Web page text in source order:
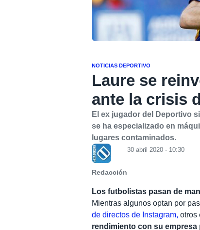
NOTICIAS DEPORTIVO
Laure se
ante la crisis
El ex jugador del Deportivo
se ha especializado en
lugares contaminados.
Redacción
30 abril 2020 - 10:30
Los futbolistas pasan de
Mientras algunos optan por
de directos de Instagram, otros
rendimiento con su